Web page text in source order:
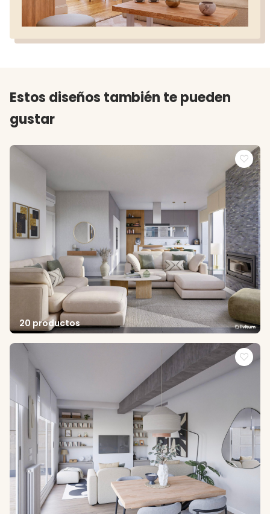
Estos diseños también te pueden
gustar
20 productos